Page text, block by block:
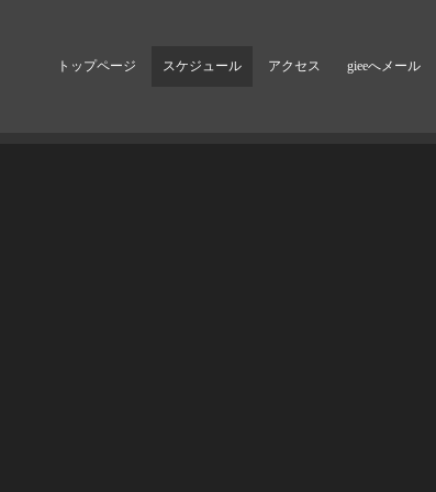
トップページ スケジュール アクセス gieeへメール